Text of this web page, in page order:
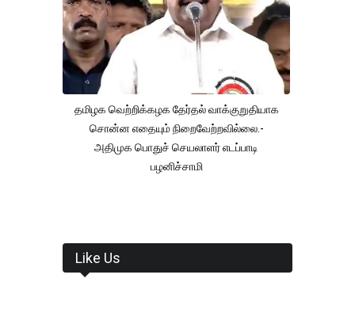
தமிழக வெற்றிக்கழக தேர்தல் வாக்குறுதியாக
சொன்ன எதையும் நிறைவேற்றவில்லை.-
அதிமுக பொதுச் செயலாளர் எடப்பாடி
பழனிச்சாமி
Like Us